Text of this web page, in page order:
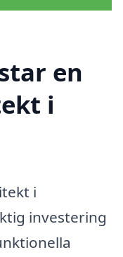
en
i
i
investering